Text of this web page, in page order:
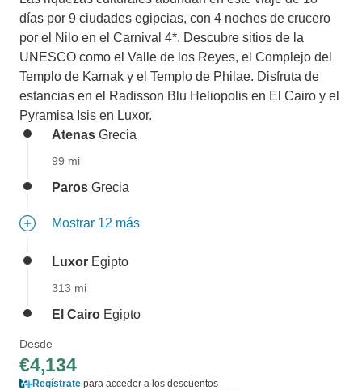
días por 9 ciudades egipcias, con 4 noches de crucero
por el Nilo en el Carnival 4*. Descubre sitios de la
UNESCO como el Valle de los Reyes, el Complejo del
Templo de Karnak y el Templo de Philae. Disfruta de
estancias en el Radisson Blu Heliopolis en El Cairo y el
Pyramisa Isis en Luxor.
Atenas Grecia
99 mi
Paros Grecia
Mostrar 12 más
Luxor Egipto
313 mi
El Cairo Egipto
Desde
€4,134
Regístrate para acceder a los descuentos